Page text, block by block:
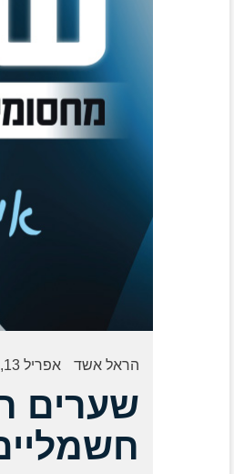
הראל אשד אפריל 13, 2015
שערים